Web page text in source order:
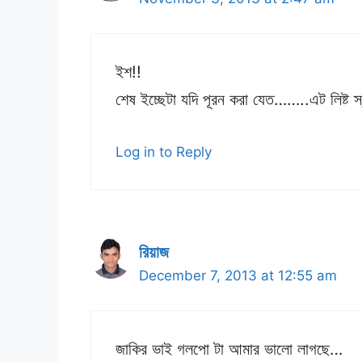
ইশ!!
শেষ ইচ্ছেটা যদি পূরন করা যেত……..এট লিষ্ট
Log in to Reply
রিয়াজ
December 7, 2013 at 12:55 am
জাকির ভাই গলপো টা আমার ভালো লাগছে…